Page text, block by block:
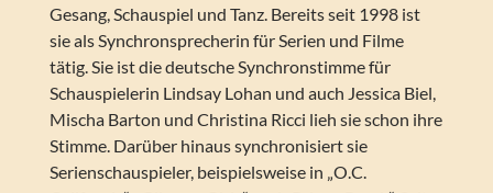
Gesang, Schauspiel und Tanz. Bereits seit 1998 ist
sie als Synchronsprecherin für Serien und Filme
tätig. Sie ist die deutsche Synchronstimme für
Schauspielerin Lindsay Lohan und auch Jessica Biel,
Mischa Barton und Christina Ricci lieh sie schon ihre
Stimme. Darüber hinaus synchronisiert sie
Serienschauspieler, beispielsweise in „O.C.